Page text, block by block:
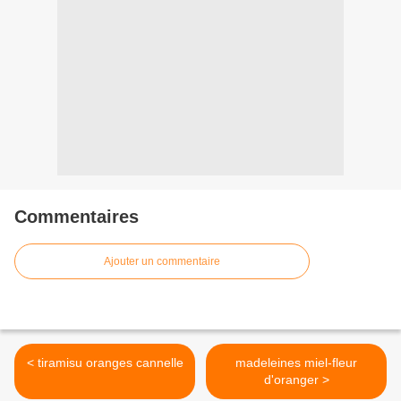
Commentaires
Ajouter un commentaire
< tiramisu oranges cannelle
madeleines miel-fleur
d'oranger >